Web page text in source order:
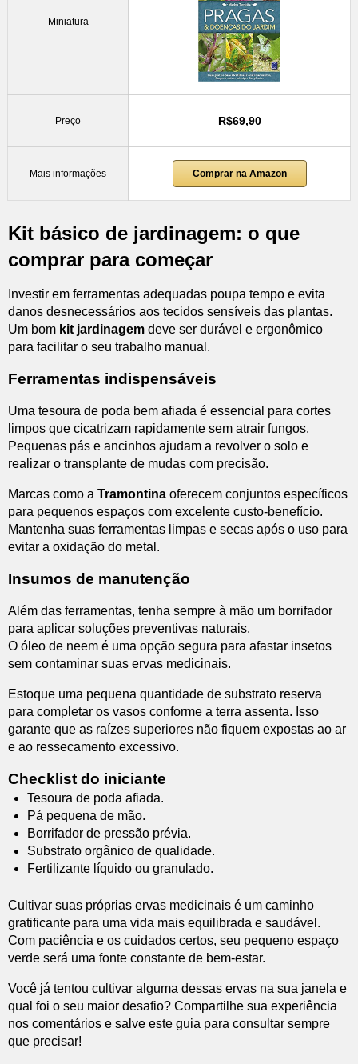
Miniatura
Preço R$69,90
Mais informações Comprar na Amazon
Kit básico de jardinagem: o que
comprar para começar
Investir em ferramentas adequadas poupa tempo e evita
danos desnecessários aos tecidos sensíveis das plantas.
Um bom kit jardinagem deve ser durável e ergonômico
para facilitar o seu trabalho manual.
Ferramentas indispensáveis
Uma tesoura de poda bem afiada é essencial para cortes
limpos que cicatrizam rapidamente sem atrair fungos.
Pequenas pás e ancinhos ajudam a revolver o solo e
realizar o transplante de mudas com precisão.
Marcas como a Tramontina oferecem conjuntos específicos
para pequenos espaços com excelente custo-benefício.
Mantenha suas ferramentas limpas e secas após o uso para
evitar a oxidação do metal.
Insumos de manutenção
Além das ferramentas, tenha sempre à mão um borrifador
para aplicar soluções preventivas naturais.
O óleo de neem é uma opção segura para afastar insetos
sem contaminar suas ervas medicinais.
Estoque uma pequena quantidade de substrato reserva
para completar os vasos conforme a terra assenta. Isso
garante que as raízes superiores não fiquem expostas ao ar
e ao ressecamento excessivo.
Checklist do iniciante
Tesoura de poda afiada.
Pá pequena de mão.
Borrifador de pressão prévia.
Substrato orgânico de qualidade.
Fertilizante líquido ou granulado.
Cultivar suas próprias ervas medicinais é um caminho
gratificante para uma vida mais equilibrada e saudável.
Com paciência e os cuidados certos, seu pequeno espaço
verde será uma fonte constante de bem-estar.
Você já tentou cultivar alguma dessas ervas na sua janela e
qual foi o seu maior desafio? Compartilhe sua experiência
nos comentários e salve este guia para consultar sempre
que precisar!